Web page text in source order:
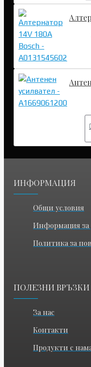
ИНФОРМАЦИЯ
Общи условия
Информация за
Политика за
ПОЛЕЗНИ ВРЪЗКИ
За нас
Контакти
Продукти с